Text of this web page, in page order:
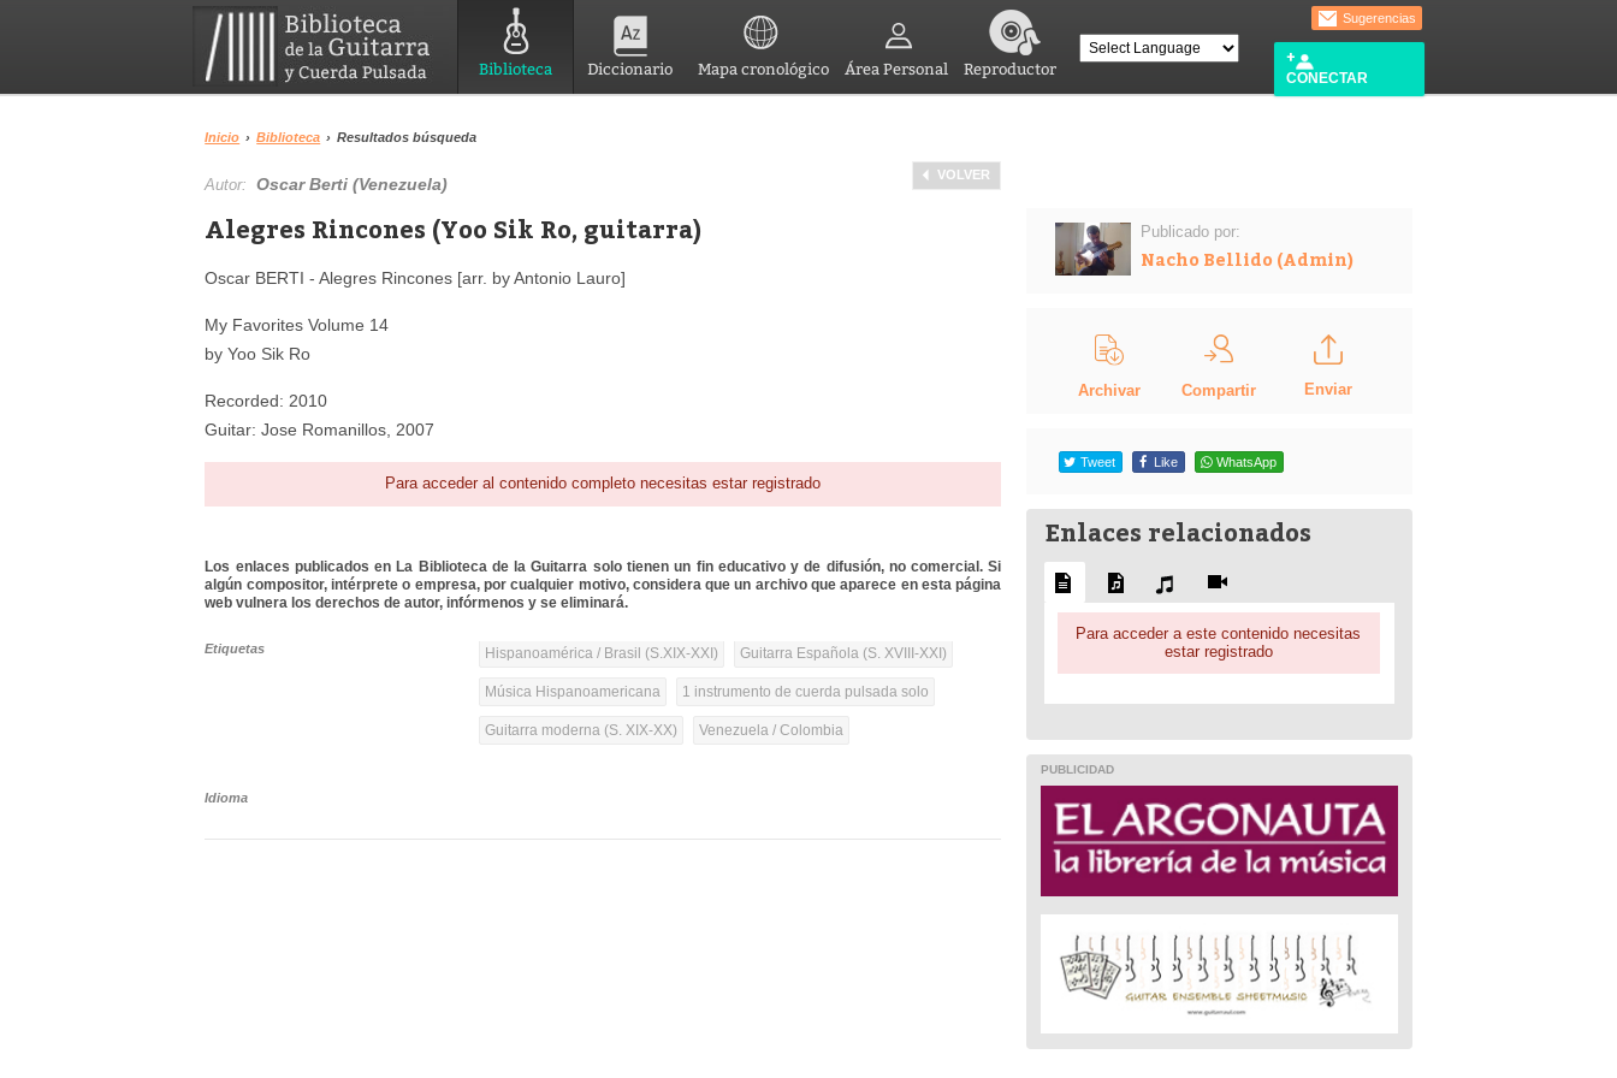
Biblioteca Diccionario Mapa cronológico Área Personal Reproductor
Sugerencias
CONECTAR
Inicio › Biblioteca › Resultados búsqueda
VOLVER
Autor:Oscar Berti (Venezuela)
Alegres Rincones (Yoo Sik Ro, guitarra)
Oscar BERTI - Alegres Rincones [arr. by Antonio Lauro]
My Favorites Volume 14
by Yoo Sik Ro
Recorded: 2010
Guitar: Jose Romanillos, 2007
Para acceder al contenido completo necesitas estar registrado
Los enlaces publicados en La Biblioteca de la Guitarra solo tienen un fin educativo y de difusión, no comercial. Si
algún compositor, intérprete o empresa, por cualquier motivo, considera que un archivo que aparece en esta página
web vulnera los derechos de autor, infórmenos y se eliminará.
Etiquetas Hispanoamérica / Brasil (S.XIX-XXI) Guitarra Española (S. XVIII-XXI)
Música Hispanoamericana 1 instrumento de cuerda pulsada solo
Guitarra moderna (S. XIX-XX) Venezuela / Colombia
Idioma
Publicado por:
Nacho Bellido (Admin)
Archivar Compartir Enviar
Tweet Like WhatsApp
Enlaces relacionados
Para acceder a este contenido necesitas
estar registrado
PUBLICIDAD